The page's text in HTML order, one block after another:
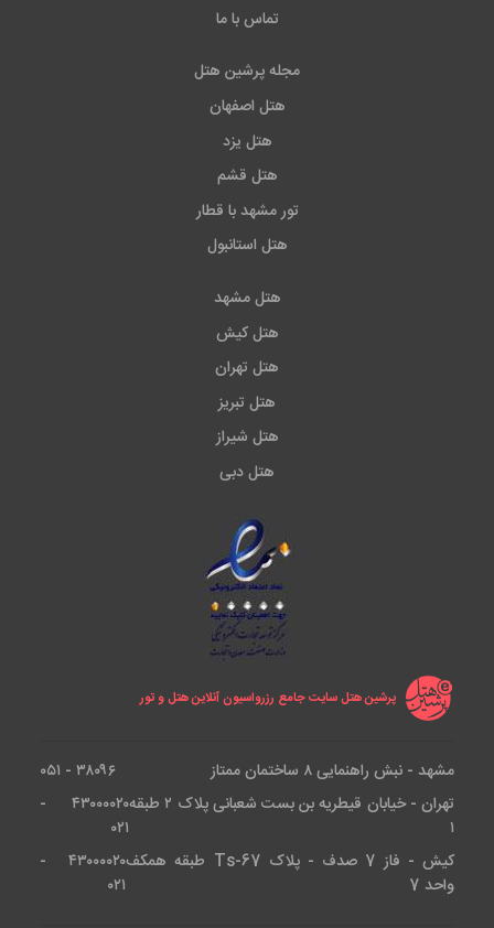
تماس با ما
مجله پرشین هتل
هتل اصفهان
هتل یزد
هتل قشم
تور مشهد با قطار
هتل استانبول
هتل مشهد
هتل کیش
هتل تهران
هتل تبریز
هتل شیراز
هتل دبی
پرشین هتل سایت جامع رزرواسیون آنلاین هتل و تور
مشهد - نبش راهنمایی ۸ ساختمان ممتاز
۳۸۰۹۶ - ۰۵۱
تهران - خیابان قیطریه بن بست شعبانی پلاک ۲ طبقه
۱
۴۳۰۰۰۰۲۰ -
۰۲۱
کیش - فاز 7 صدف - پلاک Ts-67 طبقه همکف
واحد 7
۴۳۰۰۰۰۲۰ -
۰۲۱